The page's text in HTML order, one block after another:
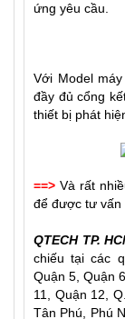
ứng yêu cầu.
Với Model
đầy đủ cổng
thiết bị phát
==> Và rất
để được tư vấn
QTECH TP.
chiếu tại các
Quận 5, Quận
11, Quận 12,
Tân Phú, Phú